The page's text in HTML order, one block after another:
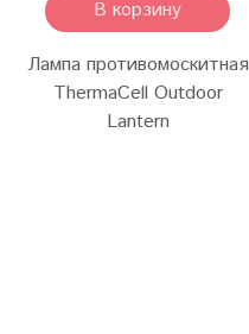
В корзину
Лампа противомоскитная
ThermaCell Outdoor
Lantern